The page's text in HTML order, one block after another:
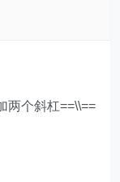
两个斜杠==\\==